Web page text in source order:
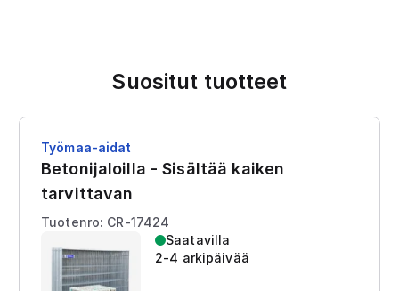
Suositut tuotteet
Työmaa-aidat
Betonijaloilla - Sisältää kaiken
tarvittavan
Tuotenro: CR-17424
Saatavilla
2-4 arkipäivää